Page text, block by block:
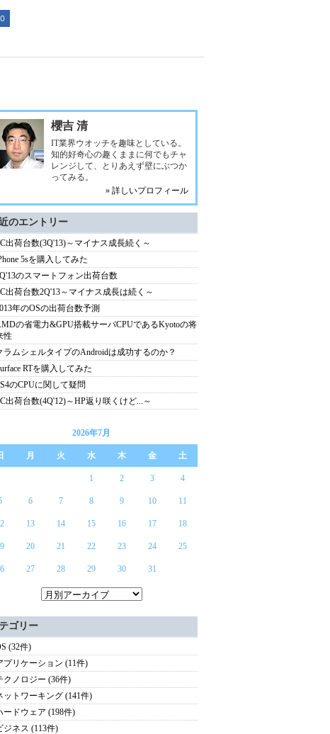
櫻吉 清
IT業界ウオッチを趣味としている。
知的好奇心の趣くままに何でもチャ
レンジして、とりあえず壁にぶつか
ってみる。
» 詳しいプロフィール
のエントリー
出荷台数(3Q'13)～マイナス成長続く～
5sを購入してみた
のスマートフォン出荷台数
出荷台数2Q'13～マイナス成長は続く～
年のOSの出荷台数予測
の省電力&GPU搭載サーバCPUであるKyotoの将
性
ラムシェルタイプのAndroidは成功するのか？
RTを購入してみた
のCPUに関して疑問
出荷台数(4Q'12)～HP返り咲くけど...～
2026年7月
月 火 水 木 金 土
1 2 3 4
6 7 8 9 10 11
13 14 15 16 17 18
20 21 22 23 24 25
27 28 29 30 31
ゴリー
(32件)
プリケーション (11件)
クノロジー (36件)
ットワーキング (141件)
ードウェア (198件)
ジネス (113件)